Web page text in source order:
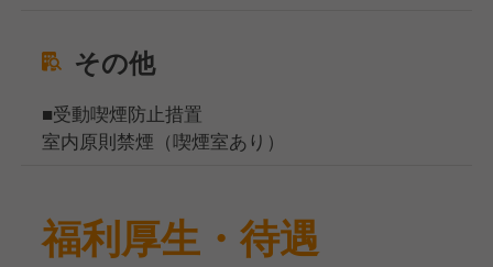
その他
■受動喫煙防止措置
室内原則禁煙（喫煙室あり）
福利厚生・待遇